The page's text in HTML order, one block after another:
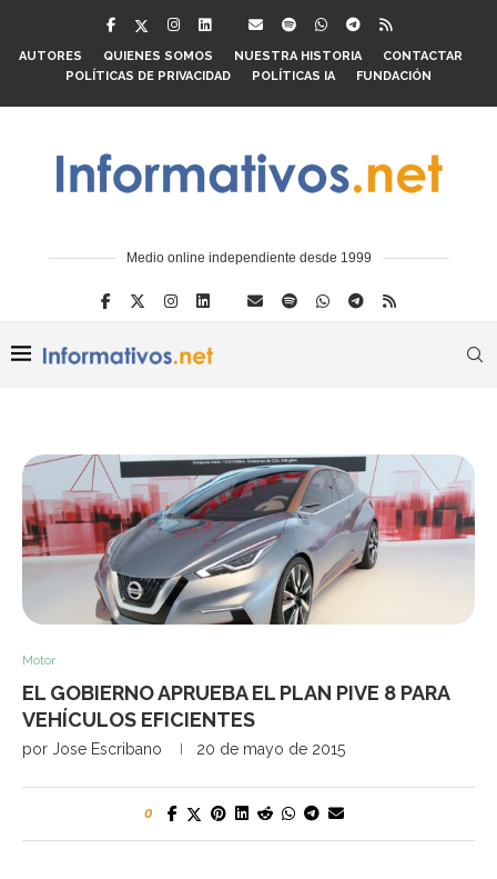
AUTORES QUIENES SOMOS NUESTRA HISTORIA
CONTACTAR
POLÍTICAS DE PRIVACIDAD
POLÍTICAS IA FUNDACIÓN
Medio online independiente desde 1999
Motor
EL GOBIERNO APRUEBA EL PLAN PIVE 8 PARA
VEHÍCULOS EFICIENTES
por Jose Escribano 20 de mayo de 2015
0